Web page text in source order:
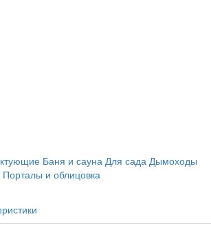
Баня и сауна Для сада Дымоходы
Порталы и облицовка